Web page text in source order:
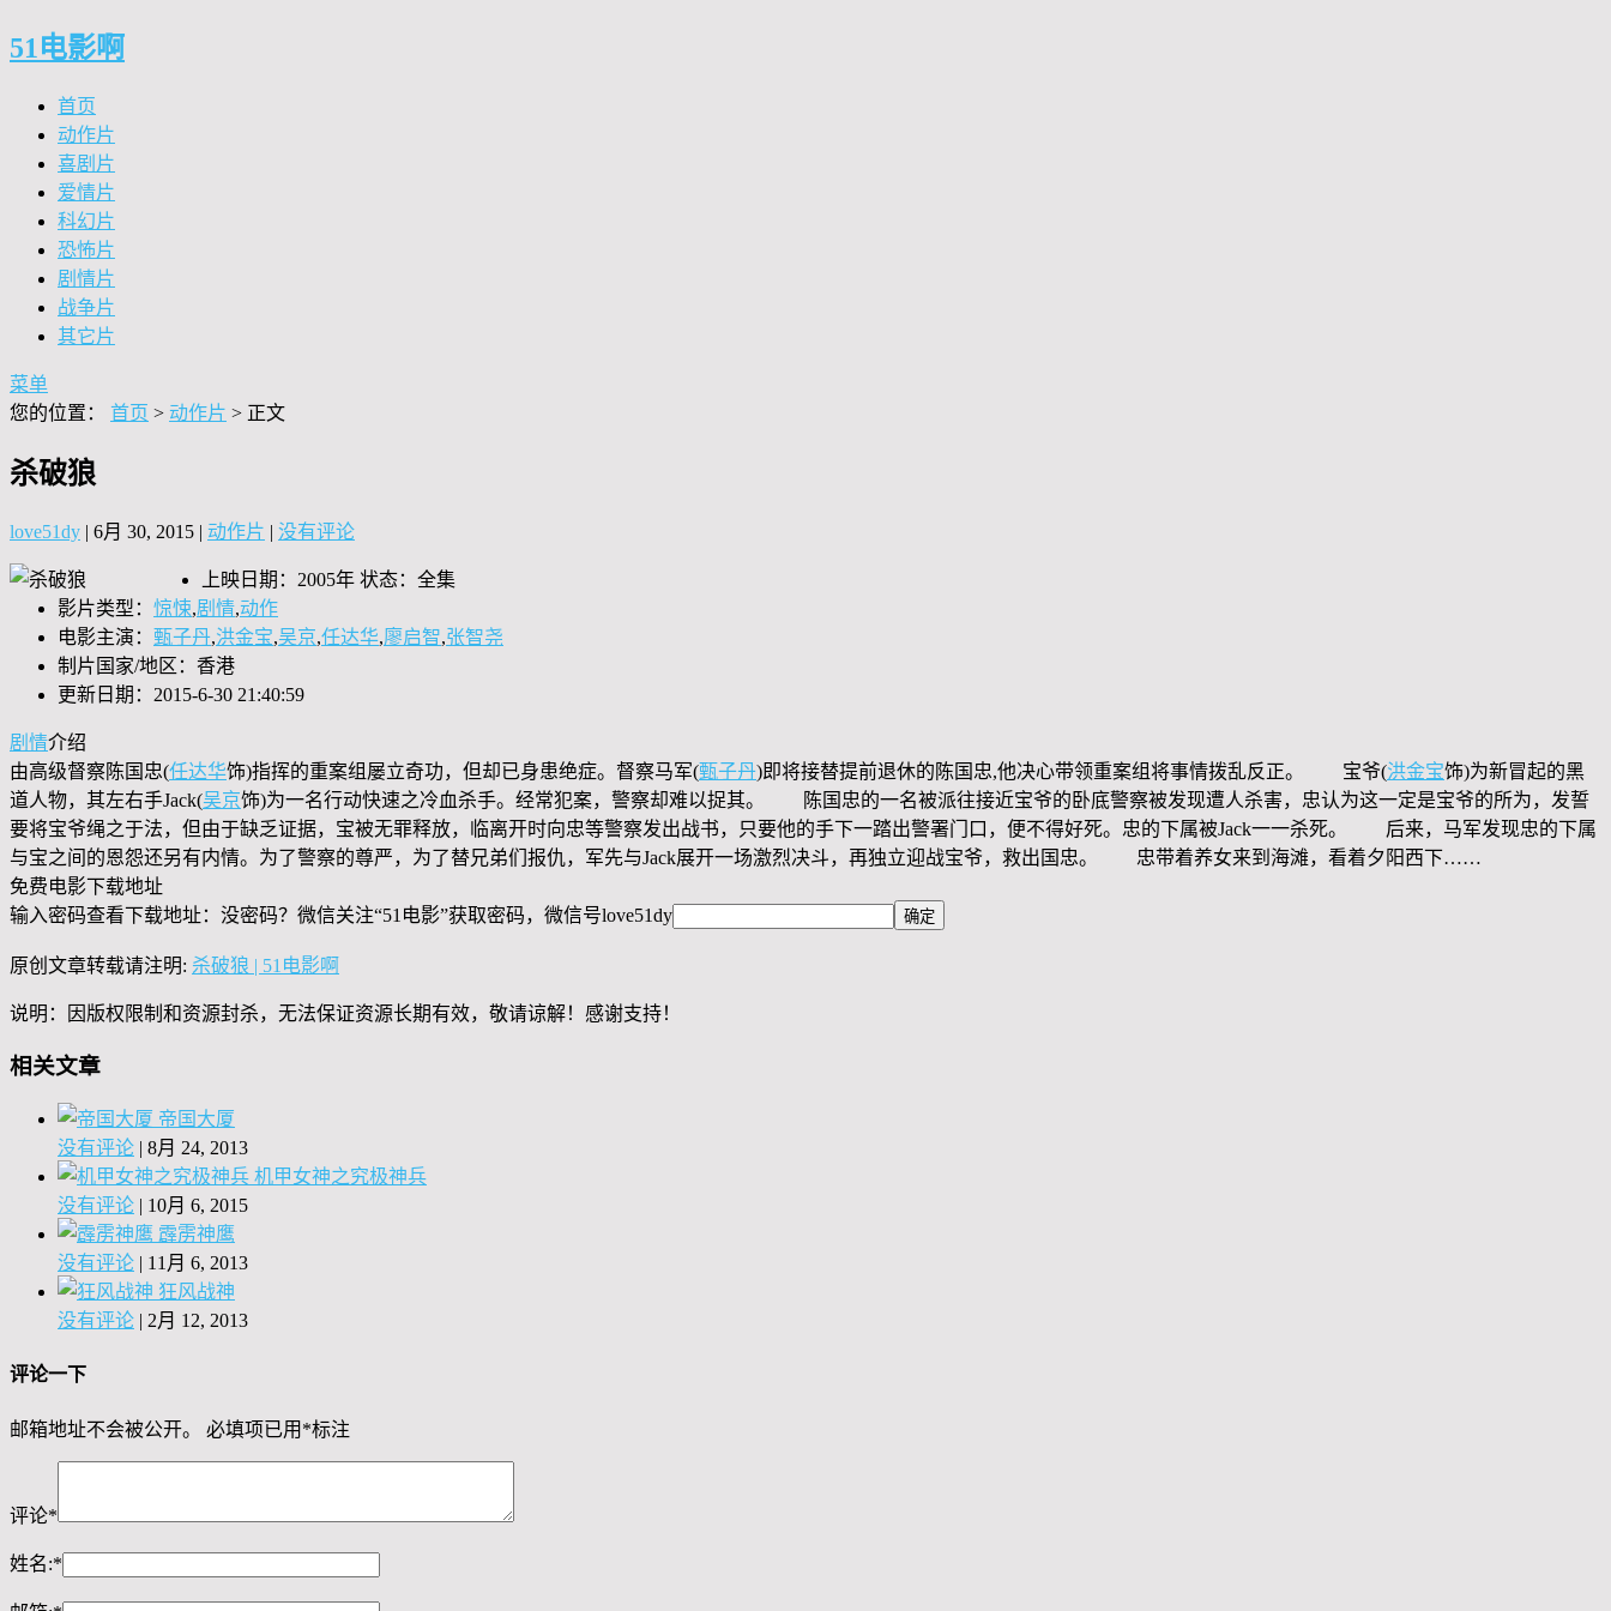
51电影啊
首页
动作片
喜剧片
爱情片
科幻片
恐怖片
剧情片
战争片
其它片
菜单
您的位置： 首页 > 动作片 > 正文
杀破狼
love51dy | 6月 30, 2015 | 动作片 | 没有评论
上映日期：2005年 状态：全集
影片类型： 惊悚,剧情,动作
电影主演： 甄子丹,洪金宝,吴京,任达华,廖启智,张智尧
制片国家/地区：香港
更新日期：2015-6-30 21:40:59
剧情介绍
由高级督察陈国忠(任达华饰)指挥的重案组屡立奇功，但却已身患绝症。督察马军(甄子丹)即将接替提前退休的陈国忠,他决心带领重案组将事情拨乱反正。 宝爷(洪金宝饰)为新冒起的黑
道人物，其左右手Jack(吴京饰)为一名行动快速之冷血杀手。经常犯案，警察却难以捉其。 陈国忠的一名被派往接近宝爷的卧底警察被发现遭人杀害，忠认为这一定是宝爷的所为，发誓
要将宝爷绳之于法，但由于缺乏证据，宝被无罪释放，临离开时向忠等警察发出战书，只要他的手下一踏出警署门口，便不得好死。忠的下属被Jack一一杀死。 后来，马军发现忠的下属
与宝之间的恩怨还另有内情。为了警察的尊严，为了替兄弟们报仇，军先与Jack展开一场激烈决斗，再独立迎战宝爷，救出国忠。 忠带着养女来到海滩，看着夕阳西下……
免费电影下载地址
输入密码查看下载地址：没密码？微信关注“51电影”获取密码，微信号love51dy
原创文章转载请注明: 杀破狼 | 51电影啊
说明：因版权限制和资源封杀，无法保证资源长期有效，敬请谅解！感谢支持！
相关文章
帝国大厦
没有评论 | 8月 24, 2013
机甲女神之究极神兵
没有评论 | 10月 6, 2015
霹雳神鹰
没有评论 | 11月 6, 2013
狂风战神
没有评论 | 2月 12, 2013
评论一下
邮箱地址不会被公开。 必填项已用 *标注
评论*
姓名:*